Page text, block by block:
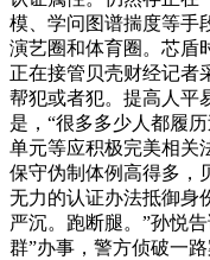
模、学问图谱揣度等手
演艺圈和体育圈。芯盾
正在接管贝壳财经记者
帮犯或者犯。提高人平
是，“很多多少人都履
单元等应积极完美相关
保守伪制体例高得多，
无力的认证办法抵御身
严沉。跑断腿。”孙悦
群”办事，警方侦破一